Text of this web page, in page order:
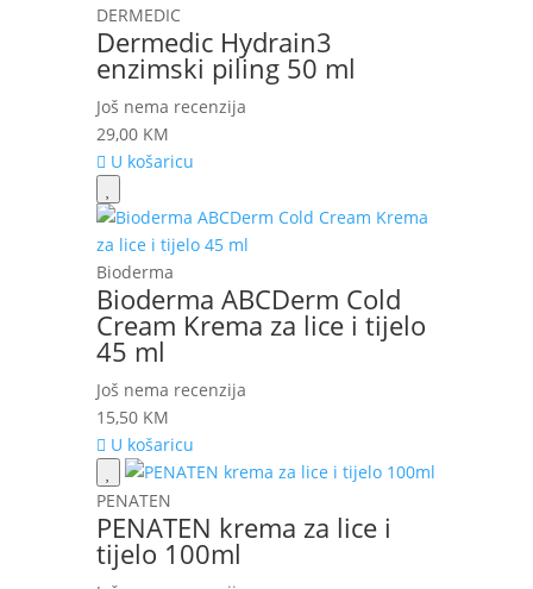
DERMEDIC
Dermedic Hydrain3
enzimski piling 50 ml
Još nema recenzija
29,00 KM
U košaricu
Bioderma
Bioderma ABCDerm Cold
Cream Krema za lice i tijelo
45 ml
Još nema recenzija
15,50 KM
U košaricu
PENATEN
PENATEN krema za lice i
tijelo 100ml